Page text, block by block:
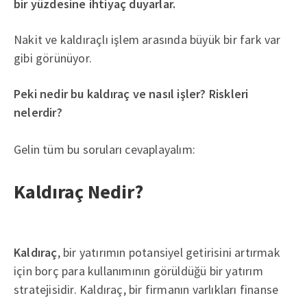
bir yüzdesine ihtiyaç duyarlar.
Nakit ve kaldıraçlı işlem arasında büyük bir fark var
gibi görünüyor.
Peki nedir bu kaldıraç ve nasıl işler? Riskleri
nelerdir?
Gelin tüm bu soruları cevaplayalım:
Kaldıraç Nedir?
Kaldıraç, bir yatırımın potansiyel getirisini artırmak
için borç para kullanımının görüldüğü bir yatırım
stratejisidir. Kaldıraç, bir firmanın varlıkları finanse